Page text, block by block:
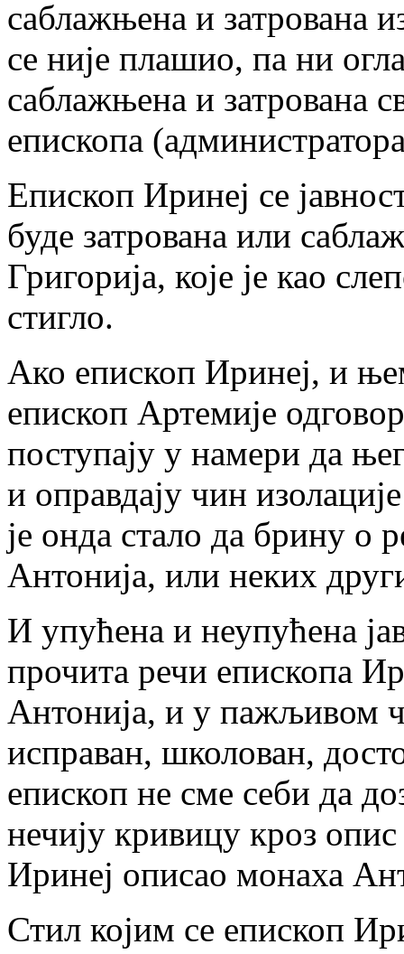
саблажњена и затрована
се није плашио, па ни
саблажњена и затрована
епископа
Епископ Иринеј се
буде затрована или
Григорија, које је као
стигло.
Ако епископ Иринеј, и
епископ Артемије
поступају у намери да
и оправдају чин
је онда стало да брину о
Антонија, или неких
И упућена и неупућена
прочита речи епископа
Антонија, и у пажљивом
исправан, школован,
епископ не сме себи да
нечију кривицу кроз
Иринеј описао монаха
Стил којим се епископ